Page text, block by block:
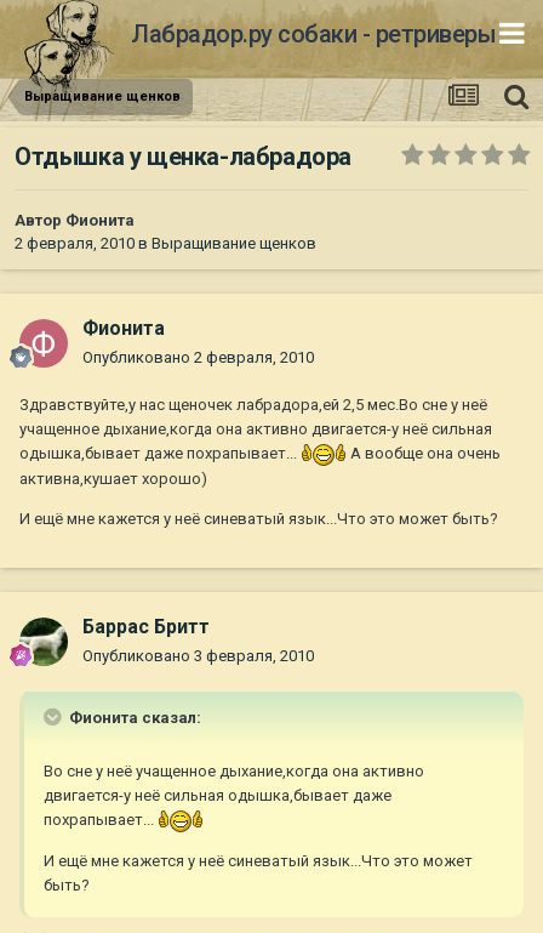
Лабрадор.ру собаки - ретриверы
Выращивание щенков
Отдышка у щенка-лабрадора
Автор Фионита
2 февраля, 2010 в Выращивание щенков
Фионита
Опубликовано 2 февраля, 2010
Здравствуйте,у нас щеночек лабрадора,ей 2,5 мес.Во сне у неё
учащенное дыхание,когда она активно двигается-у неё сильная
одышка,бывает даже похрапывает...
А вообще она очень
активна,кушает хорошо)
И ещё мне кажется у неё синеватый язык...Что это может быть?
Баррас Бритт
Опубликовано 3 февраля, 2010
Фионита сказал:
Во сне у неё учащенное дыхание,когда она активно
двигается-у неё сильная одышка,бывает даже
похрапывает...
И ещё мне кажется у неё синеватый язык...Что это может
быть?